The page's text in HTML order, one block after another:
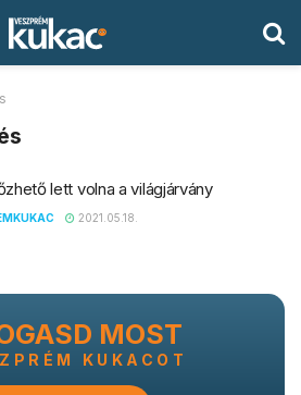
lett volna a világjárvány
2021.05.18.
MOST
KUKACOT